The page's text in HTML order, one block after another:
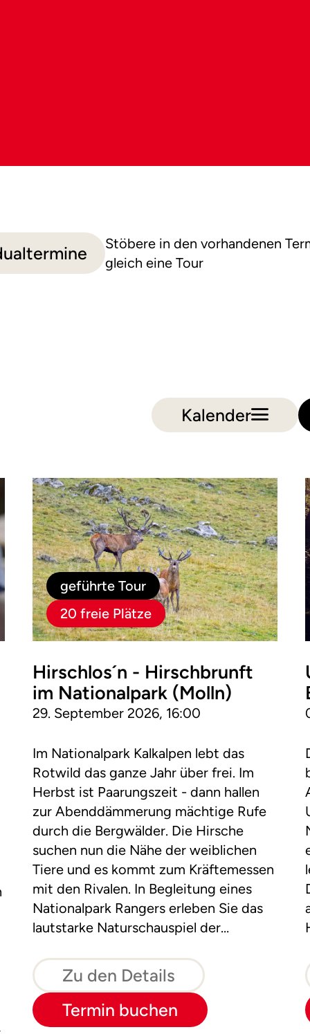
Stöbere in den vorhandenen
gleich eine Tour
Kalender
geführte Tour
20 freie Plätze
Hirschlos´n - Hirschbrunft
im Nationalpark (Molln)
29. September 2026, 16:00
Im Nationalpark Kalkalpen lebt das
Rotwild das ganze Jahr über frei. Im
Herbst ist Paarungszeit - dann hallen
zur Abenddämmerung mächtige Rufe
durch die Bergwälder. Die Hirsche
suchen nun die Nähe der weiblichen
Tiere und es kommt zum Kräftemessen
mit den Rivalen. In Begleitung eines
Nationalpark Rangers erleben Sie das
lautstarke Naturschauspiel der
Zu den Details
Termin buchen